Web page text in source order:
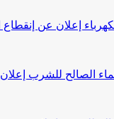
إعلان عن إنقطاع
الصالح للشرب